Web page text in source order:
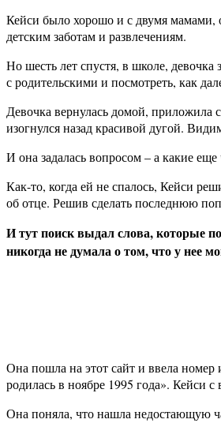
Кейси было хорошо и с двумя мамами,
детским заботам и развлечениям.
Но шесть лет спустя, в школе,
с родительскими и посмотреть, как
Девочка вернулась домой, приложила
изогнулся назад красивой дугой.
И она задалась вопросом – а какие еще
Как-то, когда ей не спалось, Кейси
об отце. Решив сделать последнюю
И тут поиск выдал слова, которые
никогда не думала о том, что у нее
Она пошла на этот сайт и ввела номер
родилась в ноябре 1995 года». Кейси
Она поняла, что нашла недостающую